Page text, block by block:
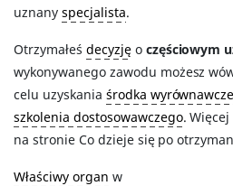
uznany specjalista.
Otrzymałeś decyzjęo częściowym
wykonywanego zawodu możesz
celu uzyskania środka
szkolenia dostosowawczego.
na stronie Co dzieje się po
Właściwy organ w